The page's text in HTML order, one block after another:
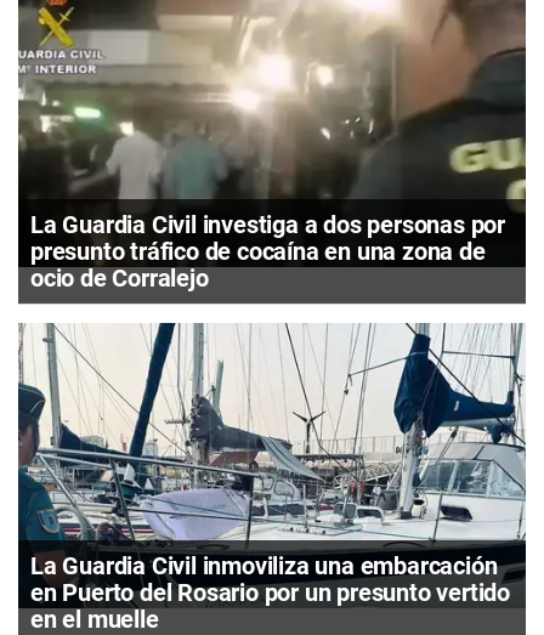
La Guardia Civil investiga a dos personas por
presunto tráfico de cocaína en una zona de
ocio de Corralejo
La Guardia Civil inmoviliza una embarcación
en Puerto del Rosario por un presunto vertido
en el muelle